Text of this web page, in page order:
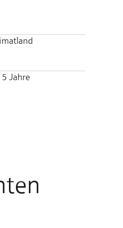
Jahre